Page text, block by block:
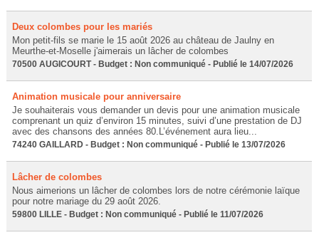
Deux colombes pour les mariés
Mon petit-fils se marie le 15 août 2026 au château de Jaulny en
Meurthe-et-Moselle j'aimerais un lâcher de colombes
70500 AUGICOURT - Budget : Non communiqué - Publié le 14/07/2026
Animation musicale pour anniversaire
Je souhaiterais vous demander un devis pour une animation musicale
comprenant un quiz d’environ 15 minutes, suivi d’une prestation de DJ
avec des chansons des années 80.L’événement aura lieu...
74240 GAILLARD - Budget : Non communiqué - Publié le 13/07/2026
Lâcher de colombes
Nous aimerions un lâcher de colombes lors de notre cérémonie laïque
pour notre mariage du 29 août 2026.
59800 LILLE - Budget : Non communiqué - Publié le 11/07/2026